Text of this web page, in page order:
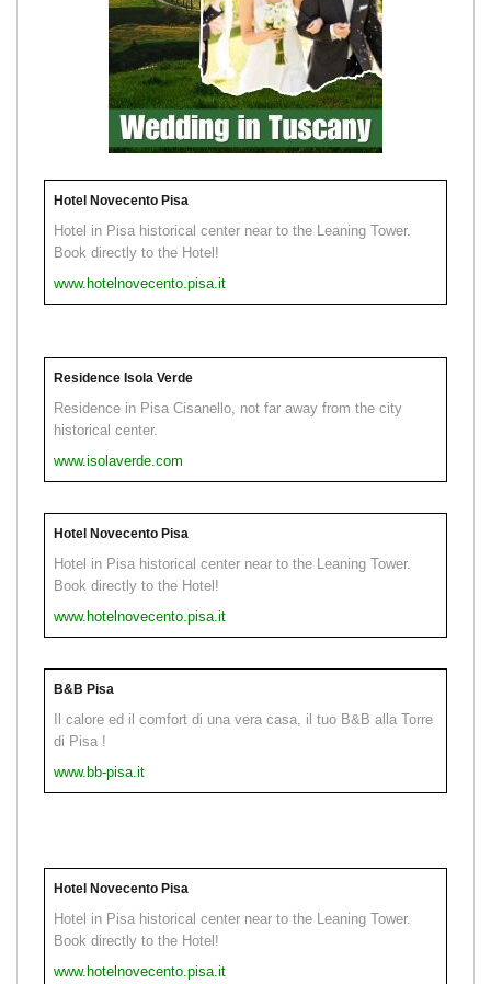
Hotel Novecento Pisa
Hotel in Pisa historical center near to the Leaning Tower.
Book directly to the Hotel!
www.hotelnovecento.pisa.it
Residence Isola Verde
Residence in Pisa Cisanello, not far away from the city
historical center.
www.isolaverde.com
Hotel Novecento Pisa
Hotel in Pisa historical center near to the Leaning Tower.
Book directly to the Hotel!
www.hotelnovecento.pisa.it
B&B Pisa
Il calore ed il comfort di una vera casa, il tuo B&B alla Torre
di Pisa !
www.bb-pisa.it
Hotel Novecento Pisa
Hotel in Pisa historical center near to the Leaning Tower.
Book directly to the Hotel!
www.hotelnovecento.pisa.it